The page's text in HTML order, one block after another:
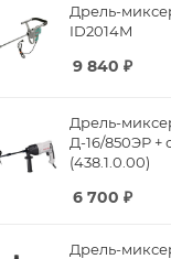
Дрель-
ID2014M
9 840 ₽
Дрель-
Д-16/850ЭР +
(438.1.0.00)
6 700 ₽
Дрель-